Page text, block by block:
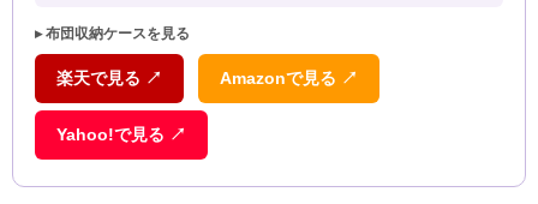
▸ 布団収納ケースを見る
楽天で見る ↗ Amazonで見る ↗
Yahoo!で見る ↗